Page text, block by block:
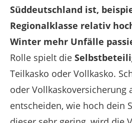
Süddeutschland ist,
Regionalklasse relativ
Winter mehr Unfälle
Rolle spielt die
Teilkasko oder Vollkasko.
oder Vollkaskoversicherung
entscheiden, wie hoch dein